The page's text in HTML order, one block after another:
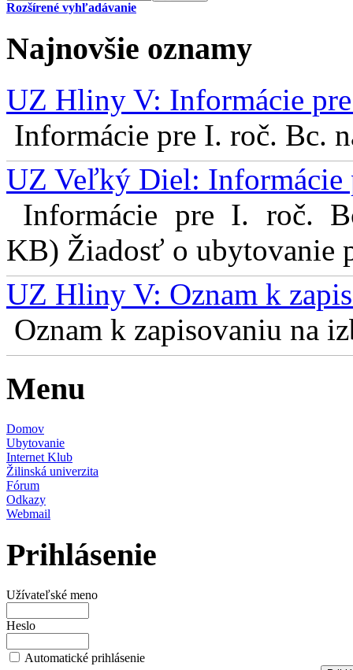
Rozšírené vyhľadávanie
Najnovšie oznamy
UZ Hliny V: Informácie
Informácie pre I. roč. Bc.
UZ Veľký Diel: Informácie
Informácie pre I. roč.
KB) Žiadosť o ubytovanie
UZ Hliny V: Oznam k
Oznam k zapisovaniu na
Menu
Domov
Ubytovanie
Internet Klub
Žilinská univerzita
Fórum
Odkazy
Webmail
Prihlásenie
Užívateľské meno
Heslo
Automatické prihlásenie